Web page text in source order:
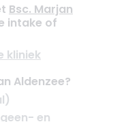
Bsc. Marjan
intake of
kliniek
Aldenzee?
en